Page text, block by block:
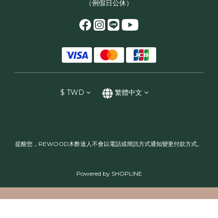
（例假日公休）
$ TWD 繁體中文
提醒您，REWOOD木酢達人不會以電話或簡訊方式通知變更付款方式。
Powered by SHOPLINE